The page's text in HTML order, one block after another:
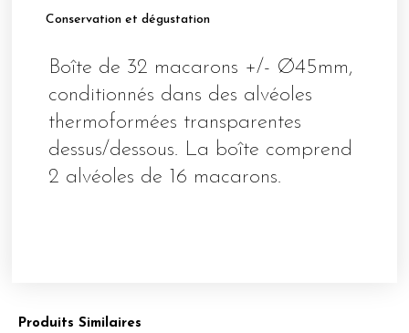
Conservation et dégustation
Boîte de 32 macarons +/- Ø45mm,
conditionnés dans des alvéoles
thermoformées transparentes
dessus/dessous. La boîte comprend
2 alvéoles de 16 macarons.
Produits Similaires